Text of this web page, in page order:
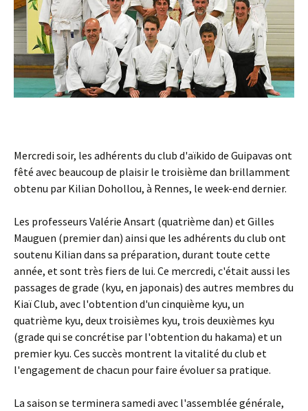
Mercredi soir, les adhérents du club d'aïkido de Guipavas ont
fêté avec beaucoup de plaisir le troisième dan brillamment
obtenu par Kilian Dohollou, à Rennes, le week-end dernier.
Les professeurs Valérie Ansart (quatrième dan) et Gilles
Mauguen (premier dan) ainsi que les adhérents du club ont
soutenu Kilian dans sa préparation, durant toute cette
année, et sont très fiers de lui. Ce mercredi, c'était aussi les
passages de grade (kyu, en japonais) des autres membres du
Kiaï Club, avec l'obtention d'un cinquième kyu, un
quatrième kyu, deux troisièmes kyu, trois deuxièmes kyu
(grade qui se concrétise par l'obtention du hakama) et un
premier kyu. Ces succès montrent la vitalité du club et
l'engagement de chacun pour faire évoluer sa pratique.
La saison se terminera samedi avec l'assemblée générale,